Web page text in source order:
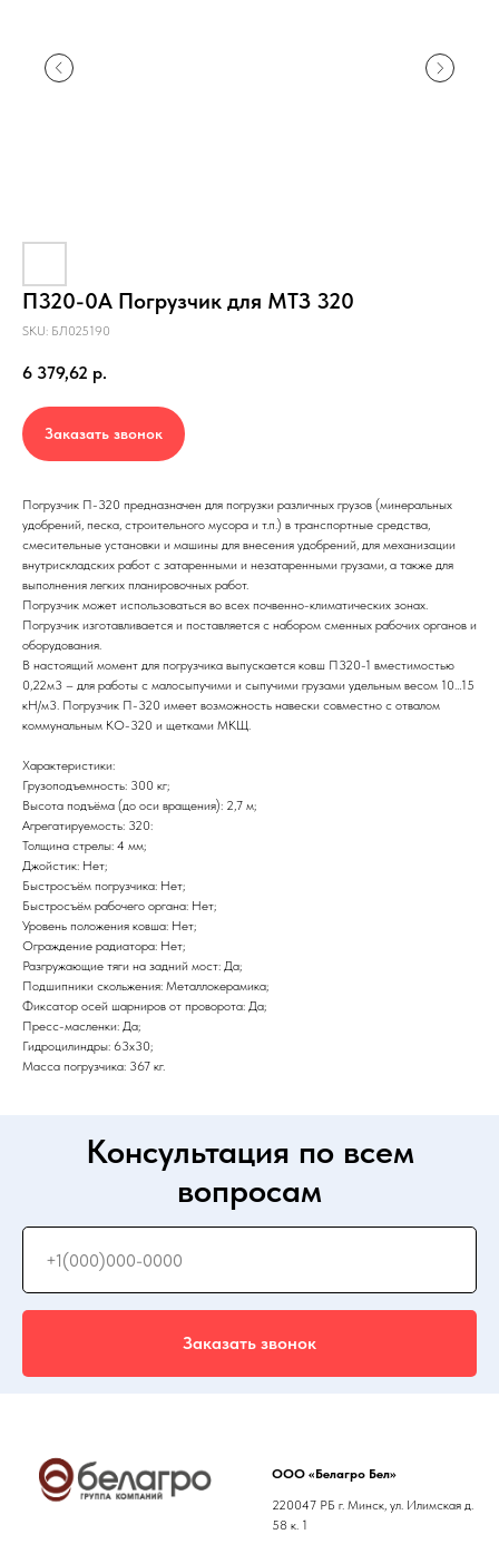
П320-0А Погрузчик для МТЗ 320
SKU: БЛ025190
6 379,62 р.
Заказать звонок
Погрузчик П-320 предназначен для погрузки различных грузов (минеральных
удобрений, песка, строительного мусора и т.п.) в транспортные средства,
смесительные установки и машины для внесения удобрений, для механизации
внутрискладских работ с затаренными и незатаренными грузами, а также для
выполнения легких планировочных работ.
Погрузчик может использоваться во всех почвенно-климатических зонах.
Погрузчик изготавливается и поставляется с набором сменных рабочих органов и
оборудования.
В настоящий момент для погрузчика выпускается ковш П320-1 вместимостью
0,22м3 – для работы с малосыпучими и сыпучими грузами удельным весом 10…15
кН/м3. Погрузчик П-320 имеет возможность навески совместно с отвалом
коммунальным КО-320 и щетками МКЩ.
Характеристики:
Грузоподъемность: 300 кг;
Высота подъёма (до оси вращения): 2,7 м;
Агрегатируемость: 320:
Толщина стрелы: 4 мм;
Джойстик: Нет;
Быстросъём погрузчика: Нет;
Быстросъём рабочего органа: Нет;
Уровень положения ковша: Нет;
Ограждение радиатора: Нет;
Разгружающие тяги на задний мост: Да;
Подшипники скольжения: Металлокерамика;
Фиксатор осей шарниров от проворота: Да;
Пресс-масленки: Да;
Гидроцилиндры: 63х30;
Масса погрузчика: 367 кг.
Консультация по всем
вопросам
Заказать звонок
ООО «Белагро Бел»
220047 РБ г. Минск, ул. Илимская д.
58 к. 1